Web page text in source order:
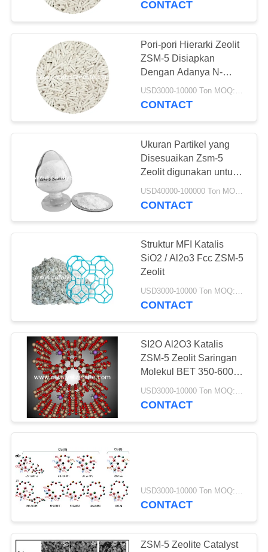
CONTACT
Pori-pori Hierarki Zeolit ​​​​
ZSM-5 Disiapkan
Dengan Adanya N-
Hexyltrimethyl
USD3000-10000 Ton MOQ:1 KG
CONTACT
Ukuran Partikel yang
Disesuaikan Zsm-5
Zeolit ​​​​digunakan untuk
bubuk katalis FCC zsm-
5 zsm-5 nano
CONTACT
Struktur MFI Katalis
SiO2 / Al2o3 Fcc ZSM-5
Zeolit
USD3000-10000 Ton MOQ:1 KG
CONTACT
SI2O Al2O3 Katalis
ZSM-5 Zeolit ​​Saringan
Molekul BET 350-600
M2/G
USD3000-10000 Ton MOQ:1 KG
CONTACT
USD3000-10000 Ton MOQ:1 kg
CONTACT
ZSM-5 Zeolite Catalyst